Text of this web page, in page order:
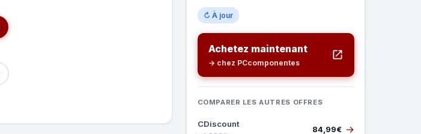
↻ À jour
Achetez maintenant
→ chez PCcomponentes
COMPARER LES AUTRES OFFRES
CDiscount
84,99€ →